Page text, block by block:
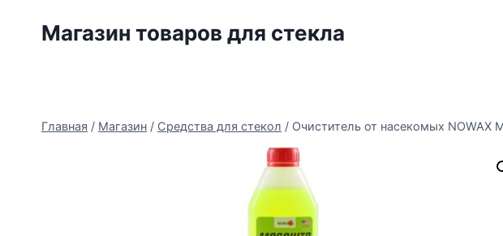
Магазин товаров для стекла
Главная / Магазин / Средства для стекол / Очиститель от насекомых NOWAX